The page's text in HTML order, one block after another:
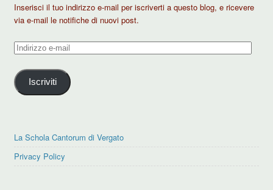
Inserisci il tuo indirizzo e-mail per iscriverti a questo blog, e ricevere
via e-mail le notifiche di nuovi post.
Indirizzo
mail
Iscriviti
La Schola Cantorum di Vergato
Privacy Policy